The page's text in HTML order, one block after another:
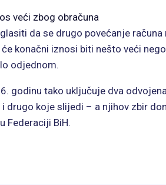
veći zbog obračuna
da se drugo povećanje računa
konačni iznosi biti nešto veći
odjednom.
godinu tako uključuje dva
drugo koje slijedi – a njihov zbir
Federaciji BiH.